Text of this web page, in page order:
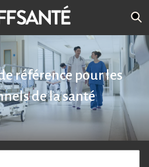
référence pour les
de la santé